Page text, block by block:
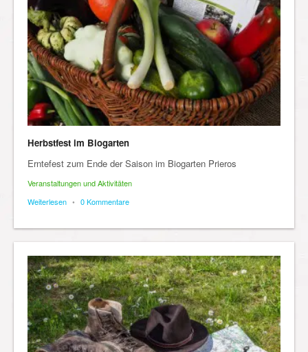
Herbstfest im Biogarten
Erntefest zum Ende der Saison im Biogarten Prieros
Veranstaltungen und Aktivitäten
Weiterlesen • 0 Kommentare